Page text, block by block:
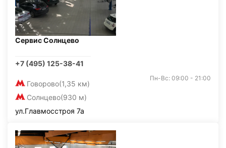
Сервис Солнцево
+7 (495) 125-38-41
Говорово(1,35 км)
Солнцево(930 м)
Пн-Вс: 09:00 - 21:00
ул.Главмосстроя 7а